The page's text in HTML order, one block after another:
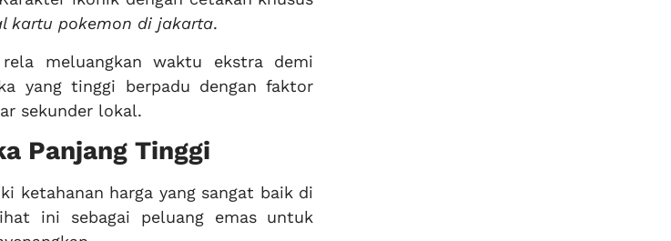
kartu pokemon di jakarta.
meluangkan waktu ekstra demi
yang tinggi berpadu dengan faktor
sekunder lokal.
Panjang Tinggi
ketahanan harga yang sangat baik di
ini sebagai peluang emas untuk